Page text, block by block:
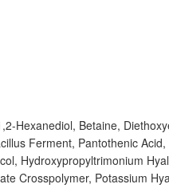
Hexanediol, Betaine,
Ferment, Pantothenic
Hydroxypropyltrimonium
Crosspolymer, Potassium